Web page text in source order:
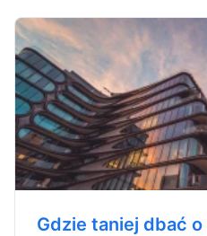
Gdzie taniej dbać